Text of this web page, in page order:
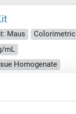
Maus Colorimetric
mL
Homogenate